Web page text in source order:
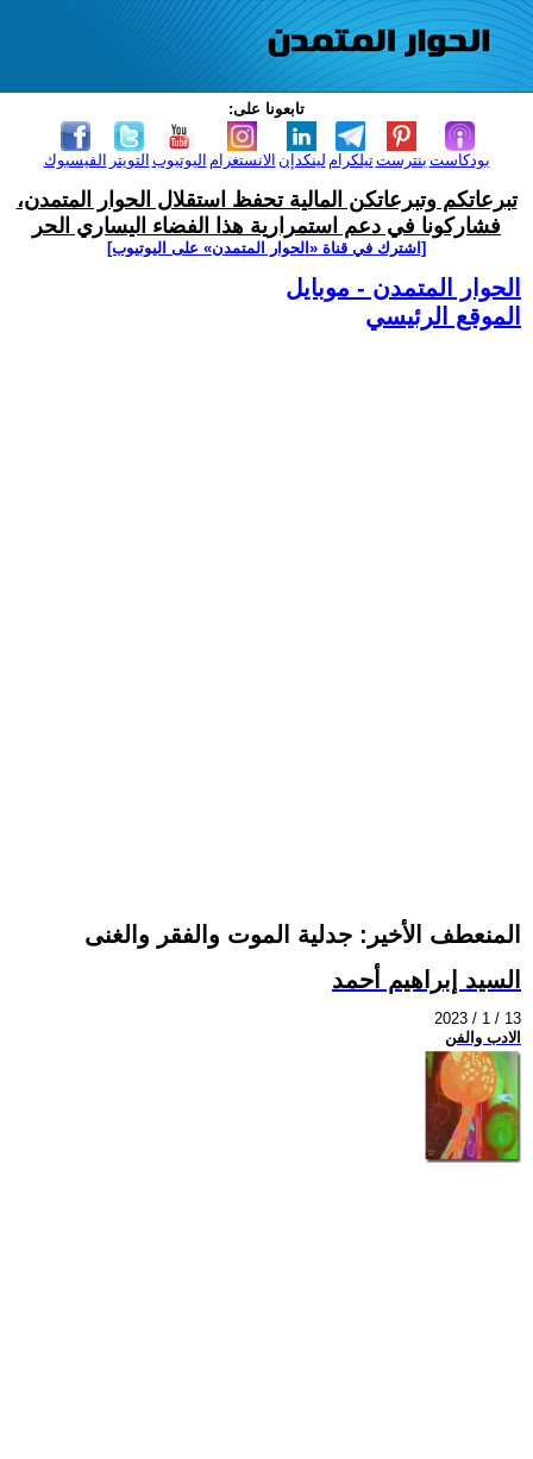
تابعونا على:
الفيسبوك التويتر اليوتيوب الانستغرام لينكدإن تيلكرامبنترست بودكاست
تبرعاتكم وتبرعاتكن المالية تحفظ استقلال الحوار المتمدن،
فشاركونا في دعم استمرارية هذا الفضاء اليساري الحر
[اشترك في قناة ‫«الحوار المتمدن» على اليوتيوب]
الحوار المتمدن - موبايل
الموقع الرئيسي
المنعطف الأخير: جدلية الموت والفقر والغنى
السيد إبراهيم أحمد
2023 / 1 / 13
الادب والفن